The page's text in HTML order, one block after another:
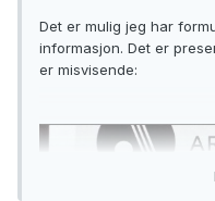
Det er mulig jeg har
informasjon. Det er
er misvisende: